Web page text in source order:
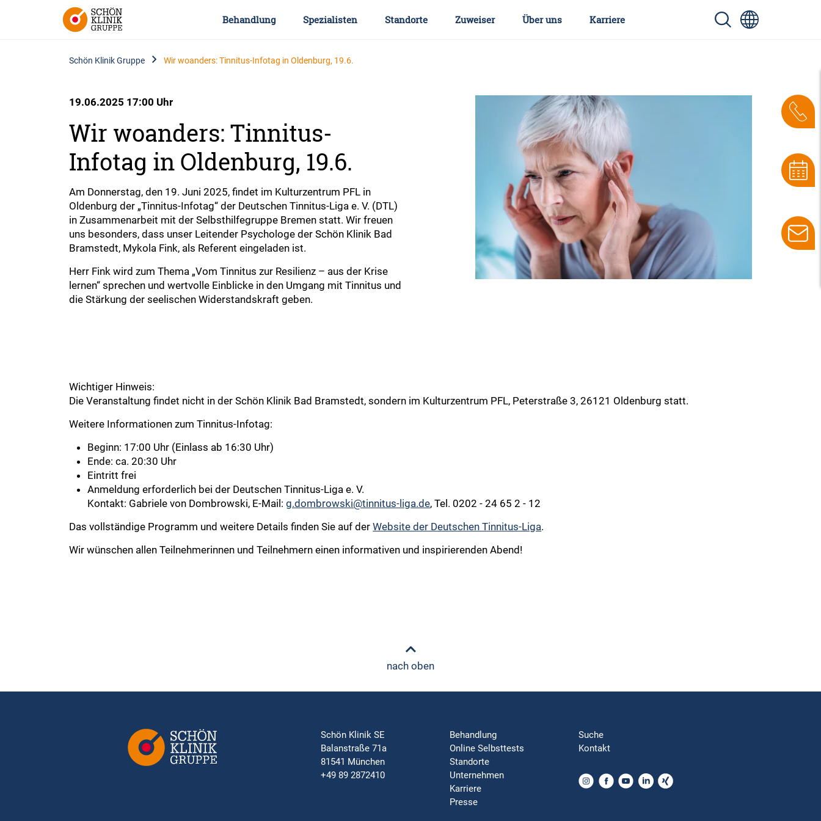
Behandlung Spezialisten Standorte Zuweiser Über uns Karriere
Schön Klinik Gruppe Wir woanders: Tinnitus-Infotag in Oldenburg, 19.6.
19.06.2025 17:00 Uhr
Wir woanders: Tinnitus-
Infotag in Oldenburg, 19.6.
Am Donnerstag, den 19. Juni 2025, findet im Kulturzentrum PFL in
Oldenburg der „Tinnitus-Infotag“ der Deutschen Tinnitus-Liga e. V. (DTL)
in Zusammenarbeit mit der Selbsthilfegruppe Bremen statt. Wir freuen
uns besonders, dass unser Leitender Psychologe der Schön Klinik Bad
Bramstedt, Mykola Fink, als Referent eingeladen ist.
Herr Fink wird zum Thema „Vom Tinnitus zur Resilienz – aus der Krise
lernen“ sprechen und wertvolle Einblicke in den Umgang mit Tinnitus und
die Stärkung der seelischen Widerstandskraft geben.
Wichtiger Hinweis:
Die Veranstaltung findet nicht in der Schön Klinik Bad Bramstedt, sondern im Kulturzentrum PFL, Peterstraße 3, 26121 Oldenburg statt.
Weitere Informationen zum Tinnitus-Infotag:
Beginn: 17:00 Uhr (Einlass ab 16:30 Uhr)
Ende: ca. 20:30 Uhr
Eintritt frei
Anmeldung erforderlich bei der Deutschen Tinnitus-Liga e. V.
Kontakt: Gabriele von Dombrowski, E-Mail:g.dombrowski@tinnitus-liga.de, Tel. 0202 - 24 65 2 - 12
Das vollständige Programm und weitere Details finden Sie auf derWebsite der Deutschen Tinnitus-Liga.
Wir wünschen allen Teilnehmerinnen und Teilnehmern einen informativen und inspirierenden Abend!
nach oben
Schön Klinik SE
Balanstraße 71a
81541 München
+49 89 2872410
Behandlung
Online Selbsttests
Standorte
Unternehmen
Karriere
Presse
Suche
Kontakt